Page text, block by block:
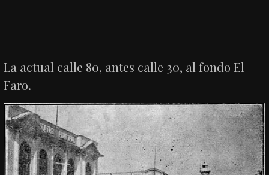
La actual calle 80, antes calle 30, al fondo El
Faro.